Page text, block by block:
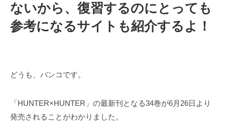
ないから、復習するのにとっても
参考になるサイトも紹介するよ！
どうも、バンコです。
「HUNTER×HUNTER」の最新刊となる34巻が6月26日より
発売されることがわかりました。